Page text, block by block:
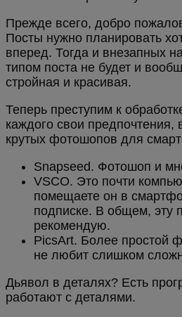
Прежде всего, добро
Посты нужно планировать
вперед. Тогда и внезапных
типом поста не будет и
стройная и красивая.
Теперь преступим к
каждого свои предпочтения,
крутых фотошопов для
Snapseed. Фотошоп и
VSCO. Это почти
помещаете он в
подписке. В общем, эту
рекомендую.
PicsArt. Более простой
не любит слишком
Дьявол в деталях? Есть
работают с деталями.